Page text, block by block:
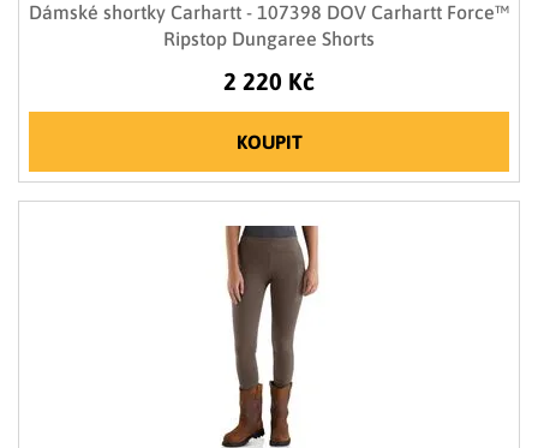
Dámské shortky Carhartt - 107398 DOV Carhartt Force™
Ripstop Dungaree Shorts
2 220 Kč
KOUPIT